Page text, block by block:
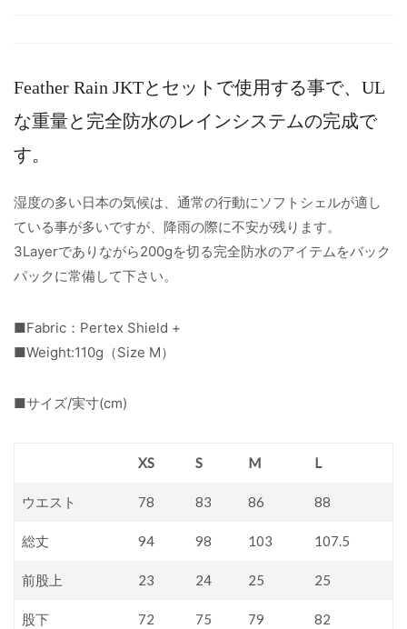
Feather Rain JKTとセットで使用する事で、UL
な重量と完全防水のレインシステムの完成で
す。
湿度の多い日本の気候は、通常の行動にソフトシェルが適し
ている事が多いですが、降雨の際に不安が残ります。
3Layerでありながら200gを切る完全防水のアイテムをバック
パックに常備して下さい。
■Fabric：Pertex Shield +
■Weight:110g（Size M）
■サイズ/実寸(cm)
XS S M L
ウエスト 78 83 86 88
総丈 94 98 103 107.5
前股上 23 24 25 25
股下 72 75 79 82